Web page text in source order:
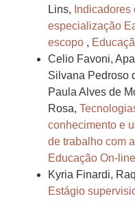
Lins,
especialização
escopo ,
Celio Favoni,
Silvana Pedroso
Paula Alves de
Rosa,
conhecimento e
de trabalho com
Educação On-
Kyria Finardi,
Estágio